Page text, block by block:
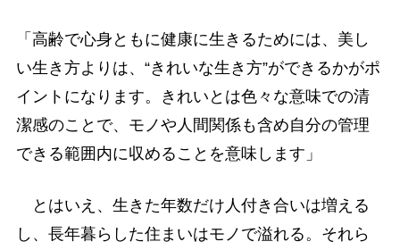
「高齢で心身ともに健康に生きるためには、美し
い生き方よりは、“きれいな生き方”ができるかがポ
イントになります。きれいとは色々な意味での清
潔感のことで、モノや人間関係も含め自分の管理
できる範囲内に収めることを意味します」
とはいえ、生きた年数だけ人付き合いは増える
し、長年暮らした住まいはモノで溢れる。それら